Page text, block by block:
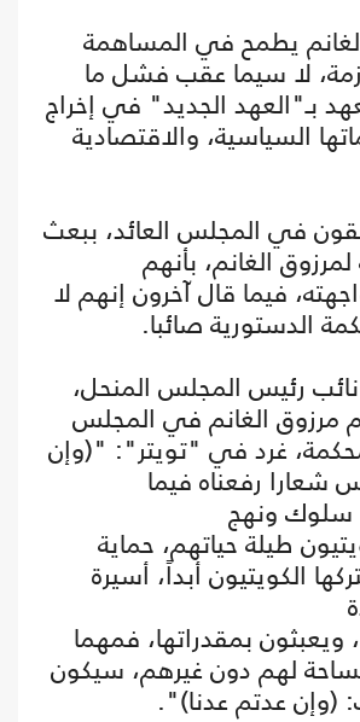
يطمح في المساهمة
لا سيما عقب فشل ما
بـ"العهد الجديد" في إخراج
السياسية، والاقتصادية
في المجلس العائد، ببعث
الغانم، بأنهم
فيما قال آخرون إنهم لا
الدستورية صائبا.
رئيس المجلس المنحل،
مرزوق الغانم في المجلس
غرد في "تويتر": "(وإن
شعارا رفعناه فيما
ونهج
طيلة حياتهم، حماية
الكويتيون أبداً، أسيرة
ويعبثون بمقدراتها، فمهما
لهم دون غيرهم، سيكون
(وإن عدتم عدنا)".